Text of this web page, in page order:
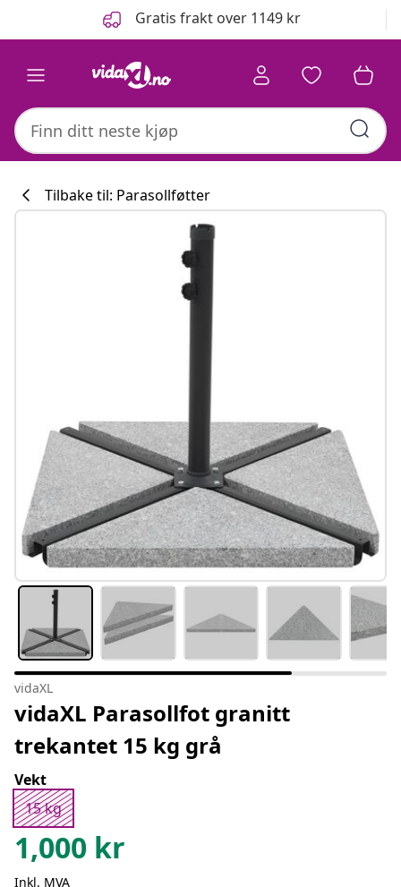
Gratis frakt over 1149 kr
Tilbake til: Parasollføtter
vidaXL
vidaXL Parasollfot granitt
trekantet 15 kg grå
Vekt
15 kg
1,000 kr
Inkl. MVA